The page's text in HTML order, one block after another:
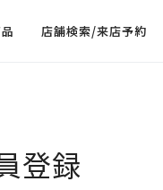
店舗検索/来店予約
登録